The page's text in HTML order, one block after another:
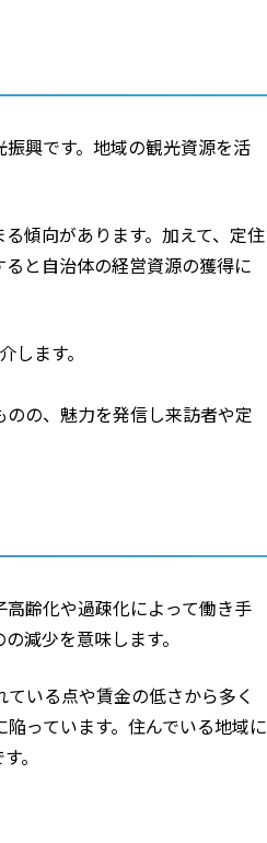
興です。地域の観光資源を活
傾向があります。加えて、定住
と自治体の経営資源の獲得に
ます。
の、魅力を発信し来訪者や定
齢化や過疎化によって働き手
減少を意味します。
いる点や賃金の低さから多く
っています。住んでいる地域に
。